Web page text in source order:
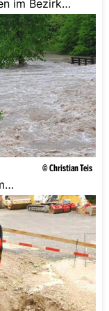
im Bezirk
© Christian Teis